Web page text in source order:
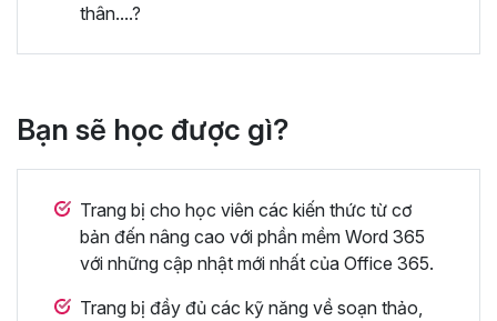
thân....?
Bạn sẽ học được gì?
Trang bị cho học viên các kiến thức từ cơ
bản đến nâng cao với phần mềm Word 365
với những cập nhật mới nhất của Office 365.
Trang bị đầy đủ các kỹ năng về soạn thảo,